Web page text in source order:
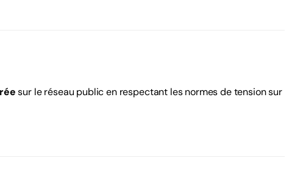
sur le réseau public en respectant les normes de tension sur